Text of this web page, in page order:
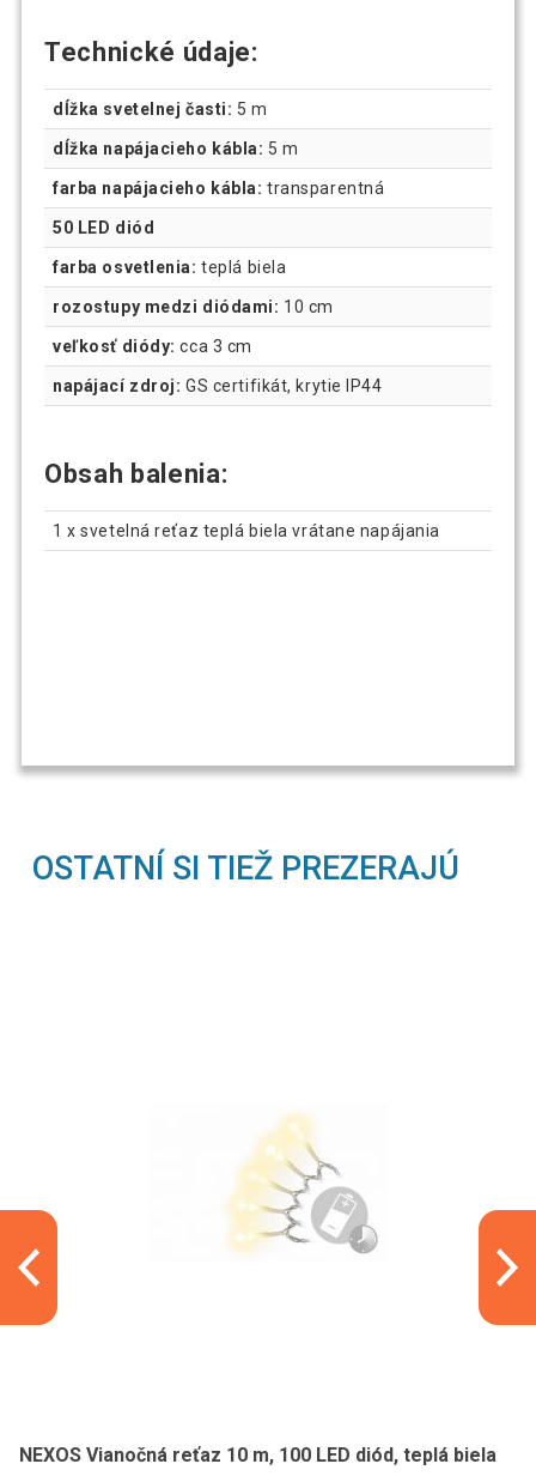
Technické údaje:
dĺžka svetelnej časti: 5 m
dĺžka napájacieho kábla: 5 m
farba napájacieho kábla: transparentná
50 LED diód
farba osvetlenia: teplá biela
rozostupy medzi diódami: 10 cm
veľkosť diódy: cca 3 cm
napájací zdroj: GS certifikát, krytie IP44
Obsah balenia:
1 x svetelná reťaz teplá biela vrátane napájania
OSTATNÍ SI TIEŽ PREZERAJÚ
NEXOS Vianočná reťaz 10 m, 100 LED diód, teplá biela